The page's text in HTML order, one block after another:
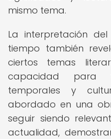
mismo tema.
La interpretación
tiempo también
ciertos temas
capacidad para
temporales y
abordado en una
seguir siendo
actualidad,